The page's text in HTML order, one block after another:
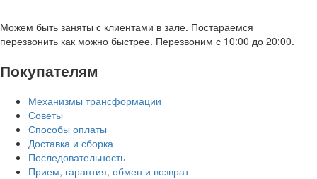
Можем быть заняты с клиентами в зале. Постараемся
перезвонить как можно быстрее. Перезвоним с 10:00 до 20:00.
Покупателям
Механизмы трансформации
Советы
Способы оплаты
Доставка и сборка
Последовательность
Прием, гарантия, обмен и возврат